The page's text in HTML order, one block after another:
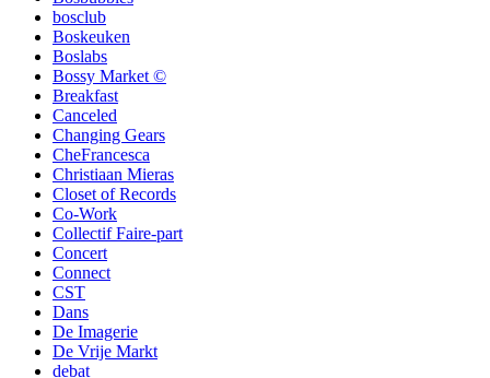
bosclub
Boskeuken
Boslabs
Bossy Market ©
Breakfast
Canceled
Changing Gears
CheFrancesca
Christiaan Mieras
Closet of Records
Co-Work
Collectif Faire-part
Concert
Connect
CST
Dans
De Imagerie
De Vrije Markt
debat